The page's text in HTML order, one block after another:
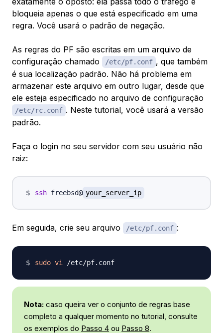
bloqueia apenas o que está especificado em uma
regra. Você usará o padrão de negação.
As regras do PF são escritas em um arquivo de
configuração chamado
/etc/pf.conf , que também
é sua localização padrão. Não há problema em
armazenar este arquivo em outro lugar, desde que
ele esteja especificado no arquivo de configuração
/etc/rc.conf . Neste tutorial, você usará a versão
padrão.
Faça o login no seu servidor com seu usuário não
raiz:
ssh freebsd@ your_server_ip
Em seguida, crie seu arquivo /etc/pf.conf :
sudo vi
Nota: caso queira ver o conjunto de regras base
completo a qualquer momento no tutorial, consulte
os exemplos do Passo 4 ou Passo 8.